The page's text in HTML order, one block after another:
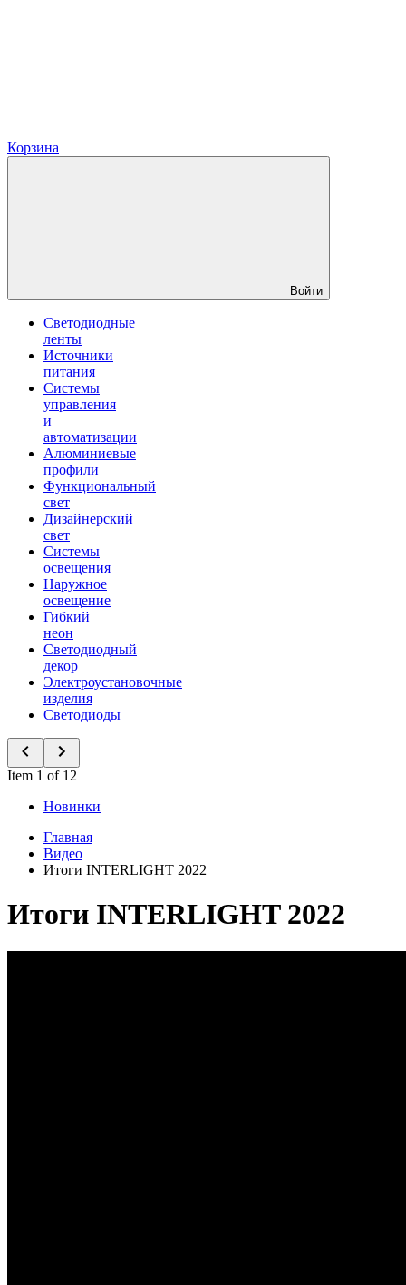
Корзина
Войти
Светодиодные
ленты
Источники
питания
Системы
управления
и
автоматизации
Алюминиевые
профили
Функциональный
свет
Дизайнерский
свет
Системы
освещения
Наружное
освещение
Гибкий
неон
Светодиодный
декор
Электроустановочные
изделия
Светодиоды
Item 1 of 12
Новинки
Главная
Видео
Итоги INTERLIGHT 2022
Итоги INTERLIGHT 2022